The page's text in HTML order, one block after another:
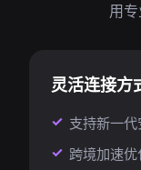
用
灵活连接方
支持新一
跨境加速优